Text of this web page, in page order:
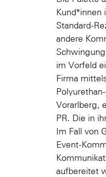
Kund*innen
Standard-
andere
im Vorfeld
Firma
Vorarlberg,
PR. Die in
Im Fall von
Event-
aufbereitet